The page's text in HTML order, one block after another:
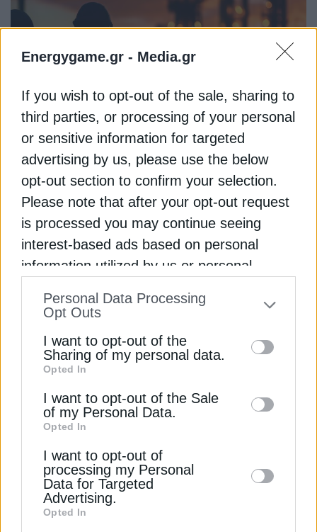
Energygame.gr - Media.gr
If you wish to opt-out of the sale, sharing to
third parties, or processing of your personal
or sensitive information for targeted
advertising by us, please use the below
opt-out section to confirm your selection.
Please note that after your opt-out request
is processed you may continue seeing
interest-based ads based on personal
information utilized by us or personal
to your opt-out. You may separately opt-out
information by third parties on the IAB’s list
of downstream participants. This
information may also be disclosed by us to
third parties on theIAB’s List of
Downstream Participants
disclose it to other third parties.
Personal Data Processing
Opt Outs
I want to opt-out of the
Sharing of my personal data.
Opted In
I want to opt-out of the Sale
of my Personal Data.
Opted In
I want to opt-out of
processing my Personal
Data for Targeted
Advertising.
Opted In
ΑΡΧΕΙΟ
Προς νέα υψηλά κινείται το
πετρέλαιο καθώς παραμένει η
ένταση στη Μέση Ανατολή
Σε εβδομαδιαία βάση, το Brent οδεύει προς
άνοδο περίπου 6%, ενώ το WTI καταγράφει
κέρδη περίπου 5%
Εγγραφή στο Newsletter
την Πολιτική Απορρήτου